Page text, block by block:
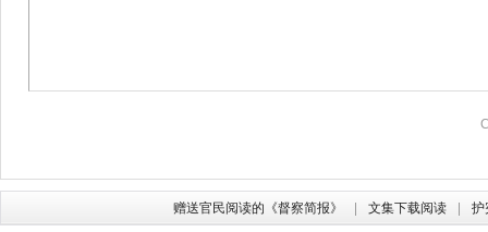
赠送官民阅读的《督察简报》 文集下载阅读 护